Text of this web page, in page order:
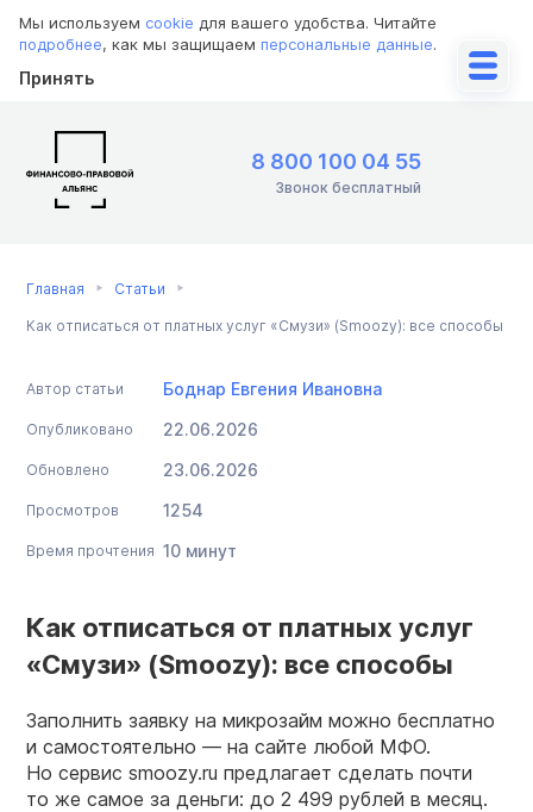
Мы используем cookie для вашего удобства. Читайте
подробнее, как мы защищаем персональные данные.
Принять
8 800 100 04 55
Звонок бесплатный
Главная Статьи
Как отписаться от платных услуг «Смузи» (Smoozy): все способы
Автор статьи Боднар Евгения Ивановна
Опубликовано 22.06.2026
Обновлено 23.06.2026
Просмотров 1254
Время прочтения 10 минут
Как отписаться от платных услуг
«Смузи» (Smoozy): все способы
Заполнить заявку на микрозайм можно бесплатно
и самостоятельно — на сайте любой МФО.
Но сервис smoozy.ru предлагает сделать почти
то же самое за деньги: до 2 499 рублей в месяц.